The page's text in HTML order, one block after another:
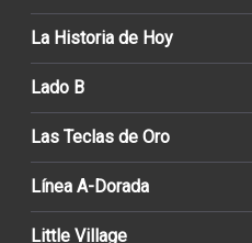
La Historia de Hoy
Lado B
Las Teclas de Oro
Línea A-Dorada
Little Village